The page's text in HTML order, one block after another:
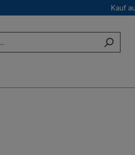
Kauf